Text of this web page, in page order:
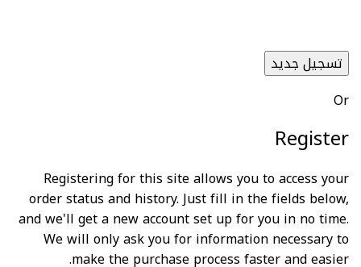
تسجيل جديد
Or
Register
Registering for this site allows you to access your
order status and history. Just fill in the fields below,
and we'll get a new account set up for you in no time.
We will only ask you for information necessary to
make the purchase process faster and easier.